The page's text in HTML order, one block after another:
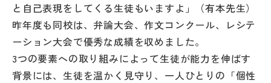
と自己表現をしてくる生徒もいますよ」（有本先生）
昨年度も同校は、弁論大会、作文コンクール、レシテ
ーション大会で優秀な成績を収めました。
3つの要素への取り組みによって生徒が能力を伸ばす
背景には、生徒を温かく見守り、一人ひとりの「個性